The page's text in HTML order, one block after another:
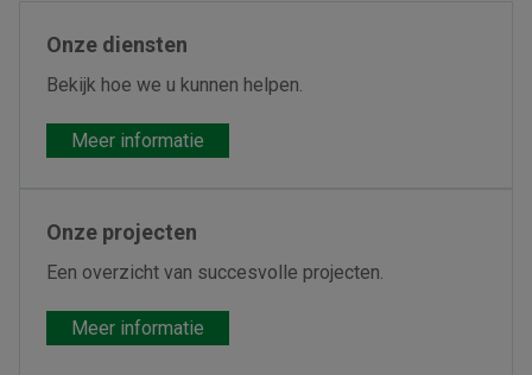
Onze diensten
Bekijk hoe we u kunnen helpen.
Meer informatie
Onze projecten
Een overzicht van succesvolle projecten.
Meer informatie